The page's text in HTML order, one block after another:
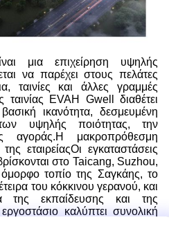
μια επιχείρηση υψηλής
να παρέχει στους πελάτες
ταινίες και άλλες γραμμές
ταινίας EVAΗ Gwell διαθέτει
ικανότητα, δεσμευμένη
υψηλής ποιότητας, την
αγοράς.Η μακροπρόθεσμη
εταιρείαςΟι εγκαταστάσεις
στο Taicang, Suzhou,
τοπίο της Σαγκάης, το
του κόκκινου γερανού, και
της εκπαίδευσης και της
καλύπτει συνολική
μέτρων.